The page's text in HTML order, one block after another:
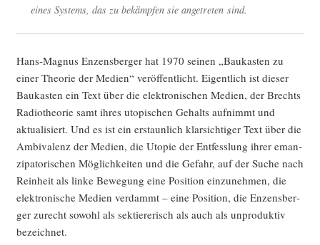
eines Sys­tems, das zu bekämp­fen sie ange­tre­ten sind.
Hans-Magnus Enzens­ber­ger hat 1970 sei­nen „Bau­kas­ten zu
einer Theo­rie der Medi­en“ ver­öf­fent­licht. Eigent­lich ist die­ser
Bau­kas­ten ein Text über die elek­tro­ni­schen Medi­en, der Brechts
Radio­theo­rie samt ihres uto­pi­schen Gehalts auf­nimmt und
aktua­li­siert. Und es ist ein erstaun­lich klar­sich­ti­ger Text über die
Ambi­va­lenz der Medi­en, die Uto­pie der Ent­fess­lung ihrer eman­
zi­pa­to­ri­schen Mög­lich­kei­ten und die Gefahr, auf der Suche nach
Rein­heit als lin­ke Bewe­gung eine Posi­ti­on ein­zu­neh­men, die
elek­tro­ni­sche Medi­en ver­dammt – eine Posi­ti­on, die Enzens­ber­
ger zurecht sowohl als sek­tie­re­risch als auch als unpro­duk­tiv
bezeichnet.